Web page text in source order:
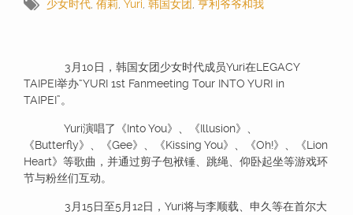
少女时代 侑莉 Yuri 韩国女团 亨利爷爷和我
3月10日，韩国女团少女时代成员Yuri在LEGACY
TAIPEI举办“YURI 1st Fanmeeting Tour INTO YURI in
TAIPEI”。
Yuri演唱了《Into You》、《Illusion》、
《Butterfly》、《Gee》、《Kissing You》、《Oh!》、《Lion
Heart》等歌曲，并通过剪子包袱锤、跳绳、仰卧起坐等游戏环
节与粉丝们互动。
3月15日至5月12日，Yuri将与李顺载、申久等在首尔大